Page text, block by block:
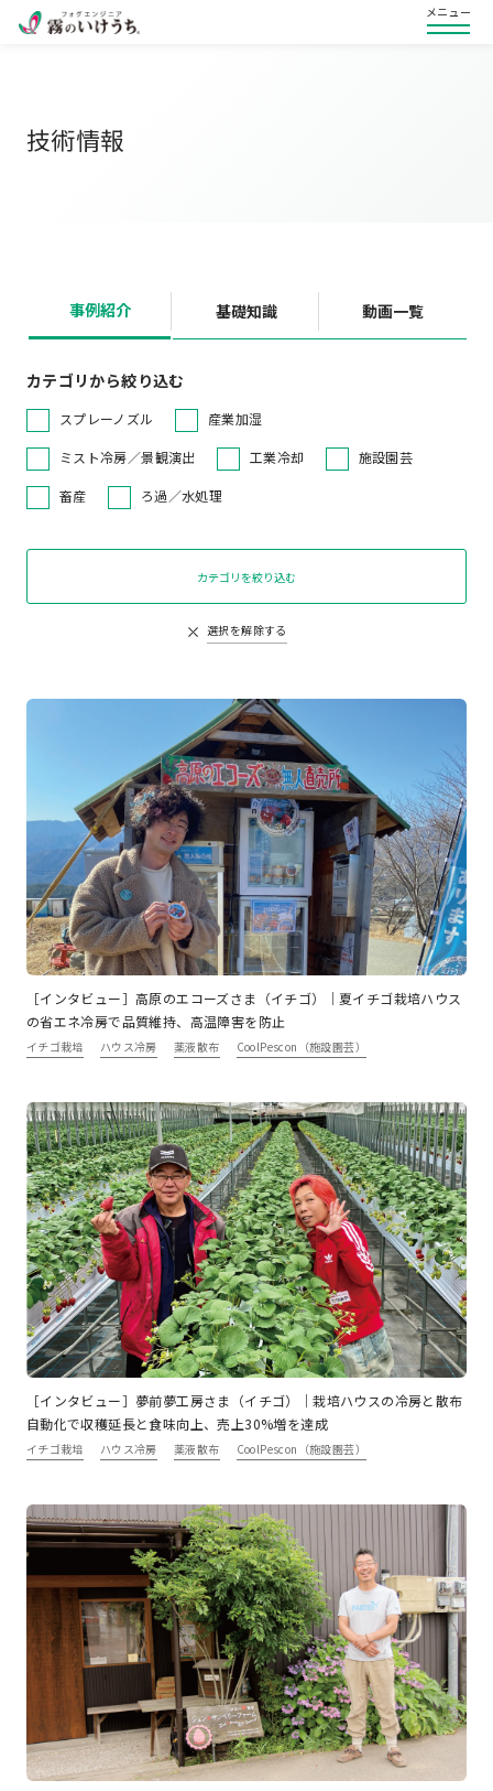
メニュー
技術情報
事例紹介 基礎知識 動画一覧
カテゴリから絞り込む
スプレーノズル 産業加湿
ミスト冷房／景観演出 工業冷却 施設園芸
畜産 ろ過／水処理
カテゴリを絞り込む
選択を解除する
［インタビュー］高原のエコーズさま（イチゴ）｜夏イチゴ栽培ハウス
の省エネ冷房で品質維持、高温障害を防止
イチゴ栽培 ハウス冷房 薬液散布 CoolPescon（施設園芸）
［インタビュー］夢前夢工房さま（イチゴ）｜栽培ハウスの冷房と散布
自動化で収穫延長と食味向上、売上30%増を達成
イチゴ栽培 ハウス冷房 薬液散布 CoolPescon（施設園芸）